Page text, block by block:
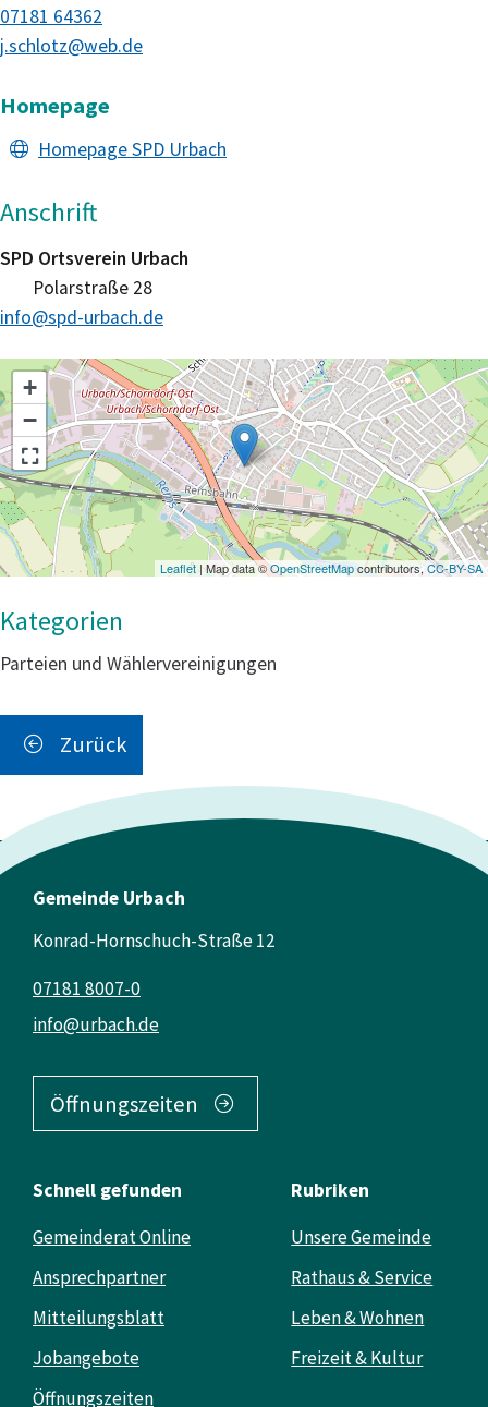
j.schlotz@web.de
07181 64362
Homepage
Homepage SPD Urbach
Anschrift
SPD Ortsverein Urbach
Polarstraße 28
info@spd-urbach.de
+
−
Leaflet | Map data ©OpenStreetMapcontributors,CC-BY-SA
Parteien und Wählervereinigungen
Zurück
Gemeinde Urbach
Konrad-Hornschuch-Straße 12
info@urbach.de
07181 8007-0
Öffnungszeiten
Schnell gefunden
Gemeinderat Online
Ansprechpartner
Mitteilungsblatt
Jobangebote
Öffnungszeiten
Rubriken
Unsere Gemeinde
Rathaus & Service
Leben & Wohnen
Freizeit & Kultur